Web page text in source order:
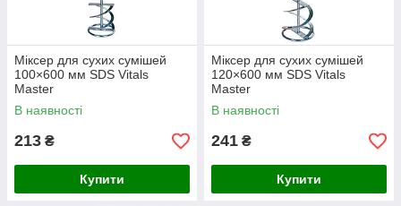
Міксер для сухих сумішей
100×600 мм SDS Vitals
Master
В наявності
213 ₴
Купити
Міксер для сухих сумішей
120×600 мм SDS Vitals
Master
В наявності
241 ₴
Купити